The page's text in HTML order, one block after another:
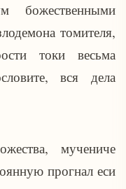
божественными
томителя,
токи весьма
вся дела
мучениче
прогнал еси